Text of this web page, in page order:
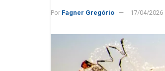
Por Fagner Gregório 17/04/2026